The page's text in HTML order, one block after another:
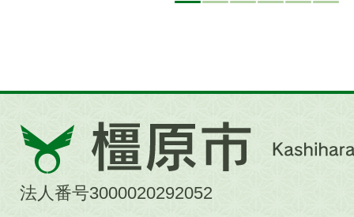
橿
原
市
法人番号3000020292052